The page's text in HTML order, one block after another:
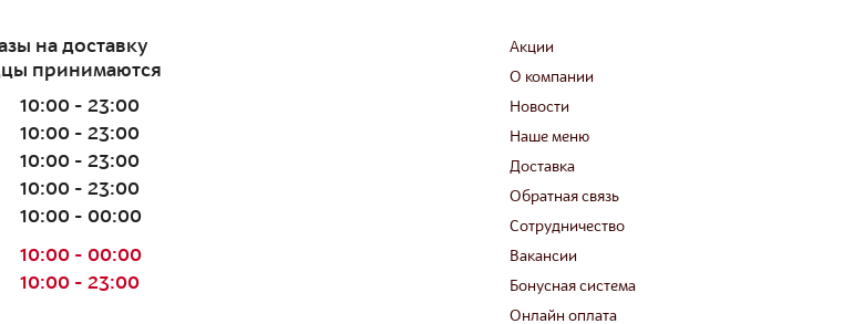
на доставку
принимаются
10:00 - 23:00
10:00 - 23:00
10:00 - 23:00
10:00 - 23:00
10:00 - 00:00
10:00 - 00:00
10:00 - 23:00
Акции
О компании
Новости
Наше меню
Доставка
Обратная связь
Сотрудничество
Вакансии
Бонусная система
Онлайн оплата